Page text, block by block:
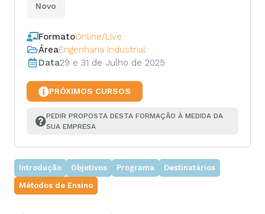
Novo
FormatoOnline/Live
ÁreaEngenharia Industrial
Data29 e 31 de Julho de 2025
PRÓXIMOS CURSOS
PEDIR PROPOSTA DESTA FORMAÇÃO À MEDIDA DA
SUA EMPRESA
Introdução Objetivos Programa
Destinatários
Métodos de Ensino